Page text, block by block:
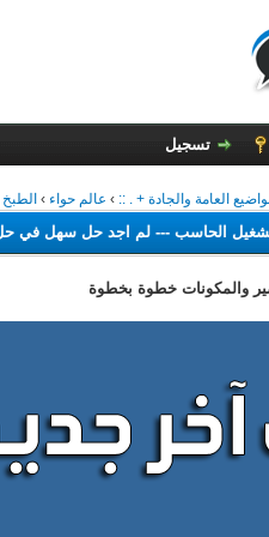
تسجيل
العامة والجادة + . :: › عالم حواء ›
تشغيل الحاسب ---لم اجد حل سهل
والمكونات خطوة بخطوة